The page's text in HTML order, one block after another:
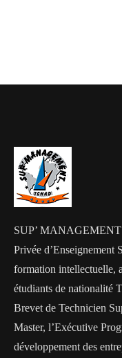
SUP’
Privée d’Enseignement
formation intellectuelle,
étudiants de nationalité
Brevet de Technicien
Master, l’Exécutive
développement des